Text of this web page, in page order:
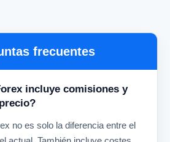
frecuentes
incluye comisiones y
no es solo la diferencia entre el